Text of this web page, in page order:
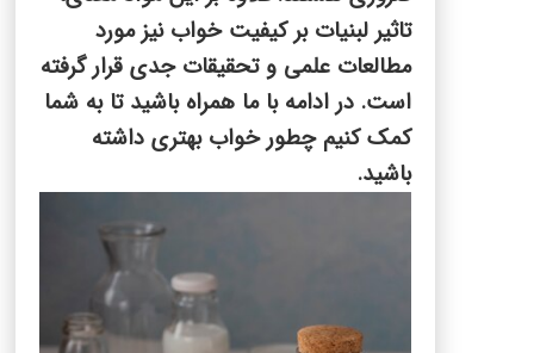
تاثیر لبنیات بر کیفیت خواب نیز مورد
مطالعات علمی و تحقیقات جدی قرار گرفته
است. در ادامه با ما همراه باشید تا به شما
کمک کنیم چطور خواب بهتری داشته
باشید.